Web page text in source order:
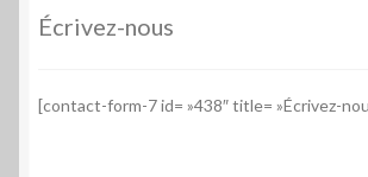
Écrivez-nous
[contact-form-7 id= »438″ title= »Écrivez-